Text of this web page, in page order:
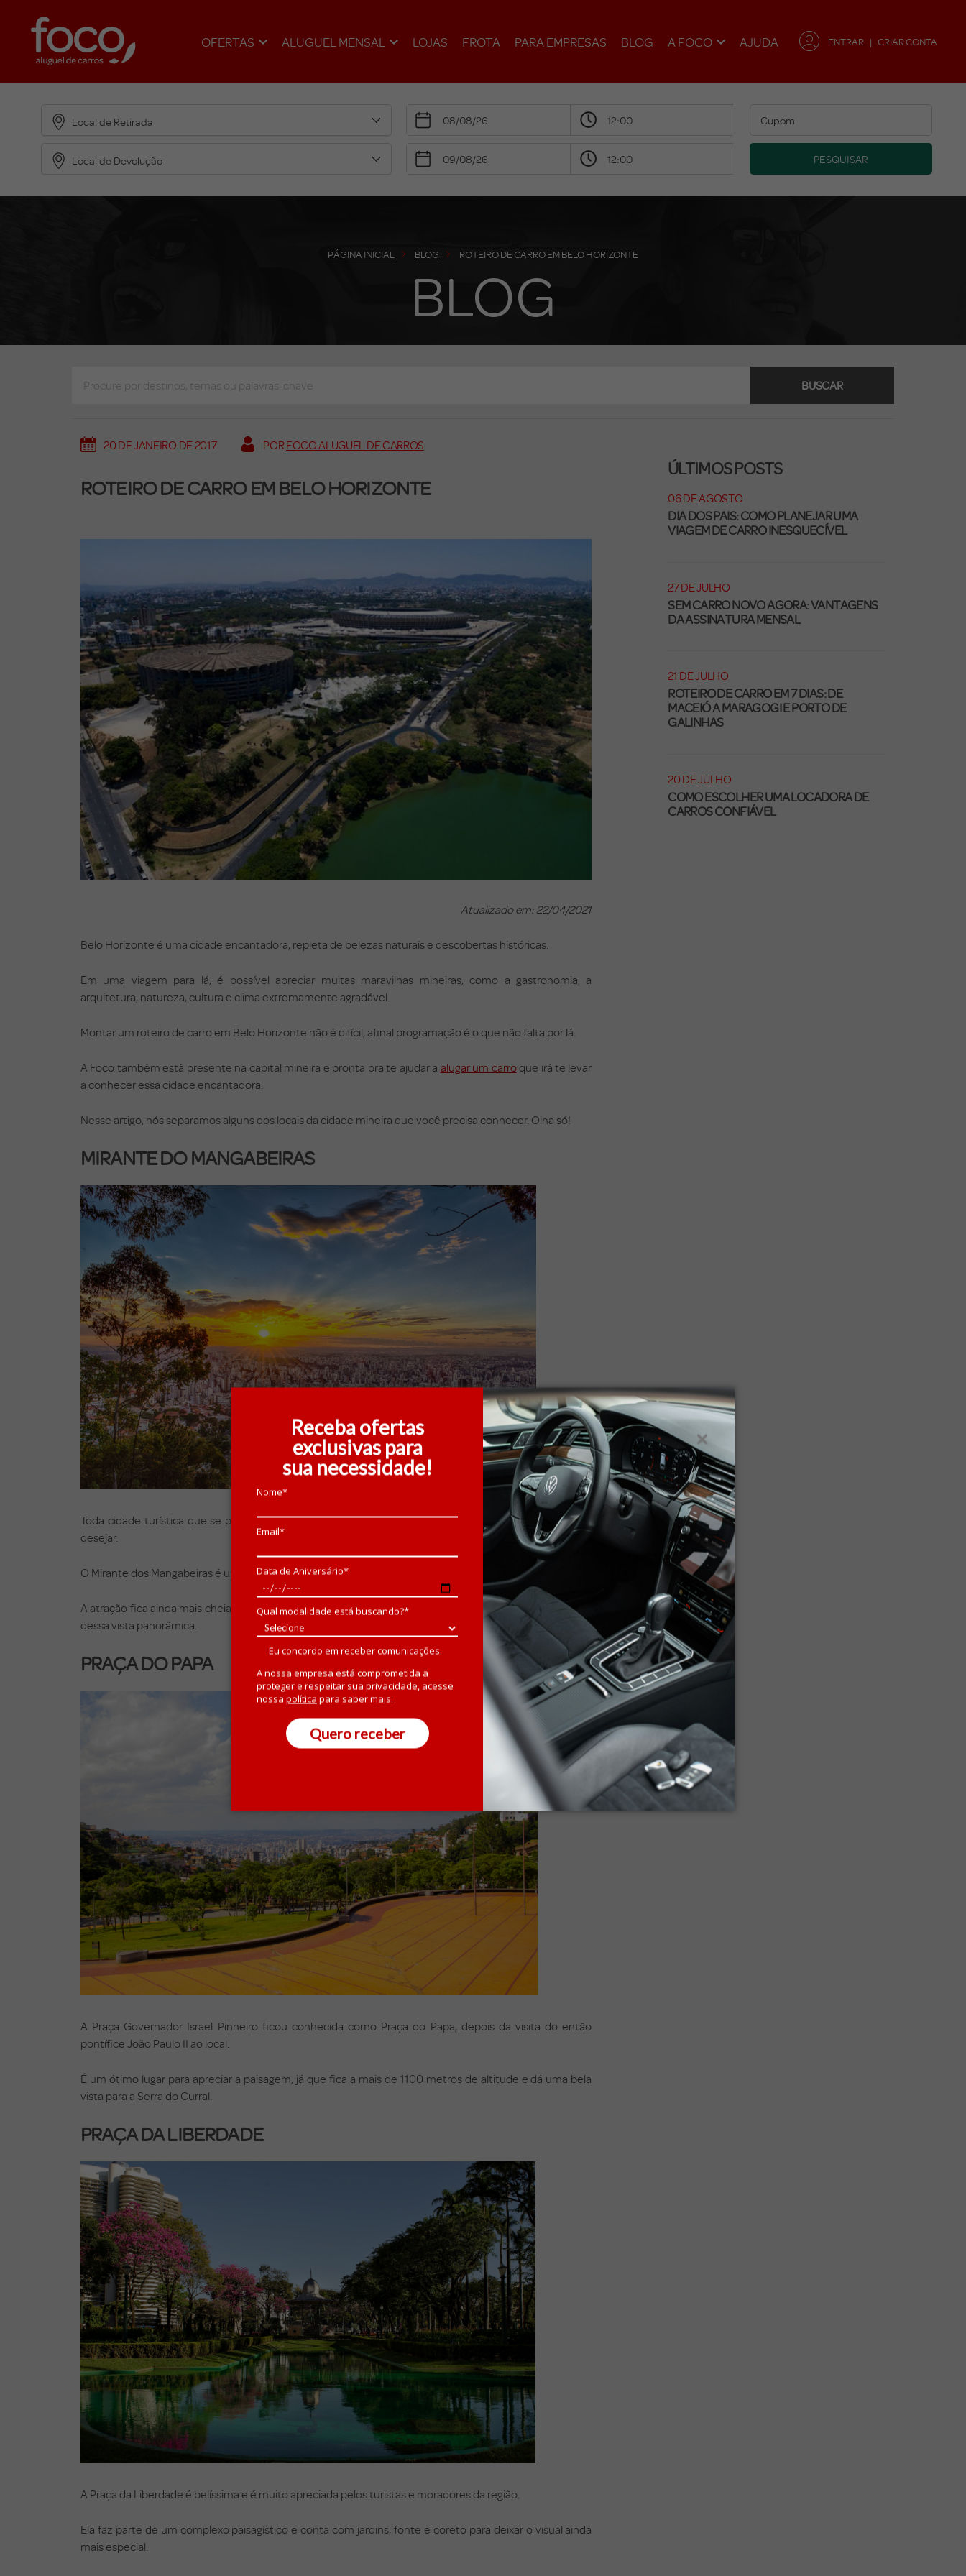
Receba ofertas
exclusivas para
sua necessidade!
Nome*
Email*
Data de Aniversário*
Qual modalidade está buscando?*
Eu concordo em receber comunicações.
A nossa empresa está comprometida a
proteger e respeitar sua privacidade, acesse
nossa política para saber mais.
Quero receber
OFERTAS ALUGUEL MENSAL LOJAS FROTA PARA EMPRESAS BLOG A FOCO AJUDA ENTRAR CRIAR CONTA
Local de Retirada
Local de Devolução PESQUISAR
PÁGINA INICIAL BLOG ROTEIRO DE CARRO EM BELO HORIZONTE
BLOG
BUSCAR
20 DE JANEIRO DE 2017 PORFOCO ALUGUEL DE CARROS
ROTEIRO DE CARRO EM BELO HORIZONTE
Atualizado em: 22/04/2021
Belo Horizonte é uma cidade encantadora, repleta de belezas naturais e descobertas históricas.
Em uma viagem para lá, é possível apreciar muitas maravilhas mineiras, como a gastronomia, a
arquitetura, natureza, cultura e clima extremamente agradável.
Montar um roteiro de carro em Belo Horizonte não é difícil, afinal programação é o que não falta por lá.
A Foco também está presente na capital mineira e pronta pra te ajudar a alugar um carroque irá te levar
a conhecer essa cidade encantadora.
Nesse artigo, nós separamos alguns dos locais da cidade mineira que você precisa conhecer. Olha só!
MIRANTE DO MANGABEIRAS
Toda cidade turística que se preze precisa de um mirante não é?! E nisso, Belo Horizonte não deixa a
desejar.
O Mirante dos Mangabeiras é um dos lugares mais visitados em BH.
A atração fica ainda mais cheia no final da tarde, quando reúne turistas que querem apreciar o pôr do sol
dessa vista panorâmica.
PRAÇA DO PAPA
A Praça Governador Israel Pinheiro ficou conhecida como Praça do Papa, depois da visita do então
pontífice João Paulo II ao local.
É um ótimo lugar para apreciar a paisagem, já que fica a mais de 1100 metros de altitude e dá uma bela
vista para a Serra do Curral.
PRAÇA DA LIBERDADE
A Praça da Liberdade é belíssima e é muito apreciada pelos turistas e moradores da região.
Ela faz parte de um complexo paisagístico e conta com jardins, fonte e coreto para deixar o visual ainda
mais especial.
ÚLTIMOS POSTS
06 DE AGOSTO
DIA DOS PAIS: COMO PLANEJAR UMA
VIAGEM DE CARRO INESQUECÍVEL
27 DE JULHO
SEM CARRO NOVO AGORA: VANTAGENS
DA ASSINATURA MENSAL
21 DE JULHO
ROTEIRO DE CARRO EM 7 DIAS: DE
MACEIÓ A MARAGOGI E PORTO DE
GALINHAS
20 DE JULHO
COMO ESCOLHER UMA LOCADORA DE
CARROS CONFIÁVEL